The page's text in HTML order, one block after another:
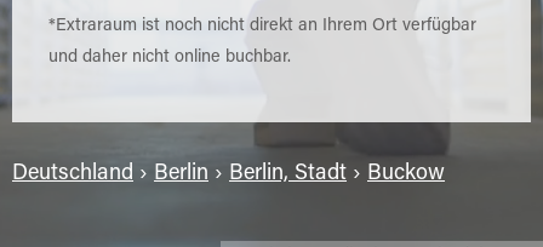
*Extraraum ist noch nicht direkt an Ihrem Ort verfügbar
und daher nicht online buchbar.
Deutschland › Berlin › Berlin, Stadt › Buckow